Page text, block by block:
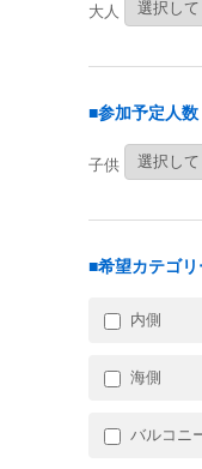
大人
■参加予定人数
子供
■希望カテゴリ
内側
海側
バルコニ